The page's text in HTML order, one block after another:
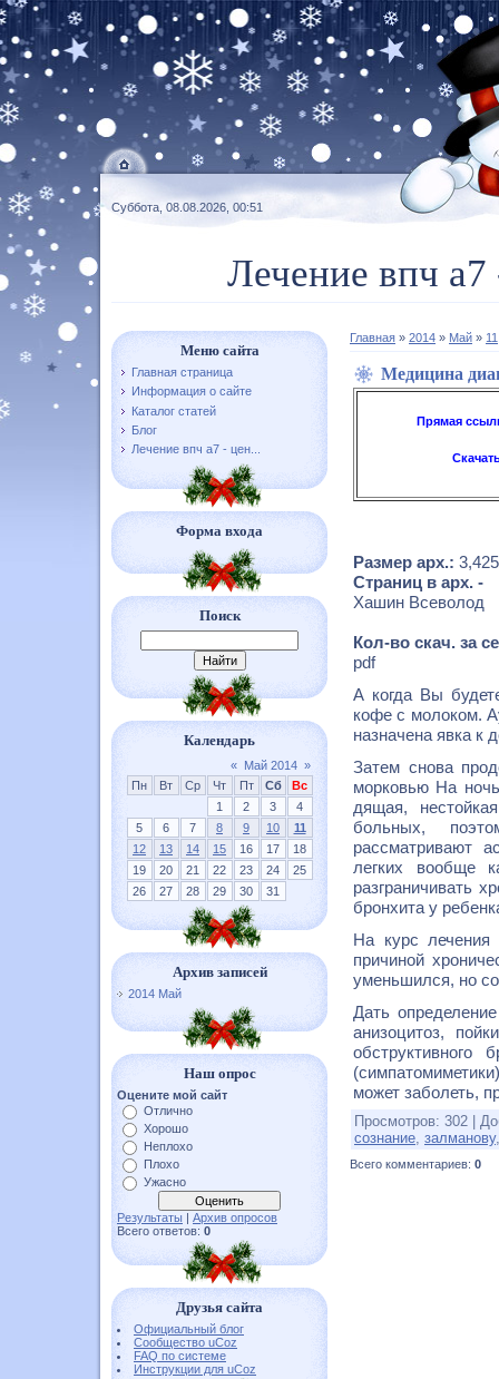
Суббота, 08.08.2026, 00:51
Лечение впч
Меню сайта
Главная страница
Информация о сайте
Каталог статей
Блог
Лечение впч а7 - цен...
Форма входа
Поиск
Календарь
« Май 2014 »
Пн
Вт Ср Чт Пт Сб
Вс
1
2 3
4
5
6 7 8 9 10
11
12
13 14 15 16 17
18
19
20 21 22 23 24
25
26
27 28 29 30 31
Архив записей
2014 Май
Наш опрос
Оцените мой сайт
Отлично
Хорошо
Неплохо
Плохо
Ужасно
Результаты | Архив опросов
Всего ответов: 0
Друзья сайта
Официальный блог
Сообщество uCoz
FAQ по системе
Инструкции для uCoz
Главная » 2014 » Май » 11
Медицина
Прямая
Размер арх.:
Страниц в арх. -
Хашин Всеволод
Кол-во скач. за
pdf
А когда Вы
кофе с молоком.
назначена явка к
Затем снова
морковью На
дящая,
больных,
рассматривают
легких вообще
разграничивать
бронхита у
На курс лечения
причиной
уменьшился, но
Дать
анизоцитоз,
обструктивного
может заболеть,
Просмотров: 302
сознание, залманову
Всего комментариев: 0